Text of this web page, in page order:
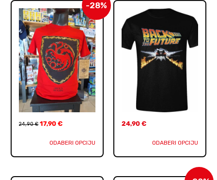
-28%
24,90€ 17,90€
ODABERI OPCIJU
24,90 €
ODABERI OPCIJU